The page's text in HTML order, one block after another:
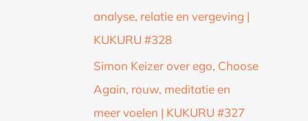
analyse, relatie en vergeving |
KUKURU #328
Simon Keizer over ego, Choose
Again, rouw, meditatie en
meer voelen | KUKURU #327